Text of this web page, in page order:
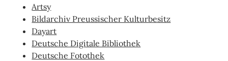
Artsy
Bildarchiv Preussischer Kulturbesitz
Dayart
Deutsche Digitale Bibliothek
Deutsche Fotothek